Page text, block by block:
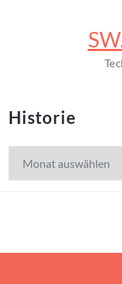
Historie